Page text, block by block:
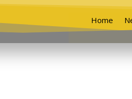
Home